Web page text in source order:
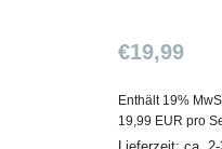
€19,99
Enthält 19%
19,99 EUR pro